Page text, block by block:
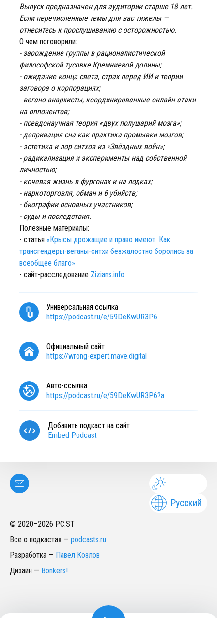
Выпуск предназначен для аудитории старше 18 лет.
Если перечисленные темы для вас тяжелы —
отнеситесь к прослушиванию с осторожностью.
О чем поговорили:
- зарождение группы в рационалистической
философской тусовке Кремниевой долины;
- ожидание конца света, страх перед ИИ и теории
заговора о корпорациях;
- вегано-анархисты, координированные онлайн-атаки
на оппонентов;
- псевдонаучная теория «двух полушарий мозга»;
- депривация сна как практика промывки мозгов;
- эстетика и лор ситхов из «Звёздных войн»;
- радикализация и эксперименты над собственной
личностью;
- кочевая жизнь в фургонах и на лодках;
- наркоторговля, обман и 6 убийств;
- биографии основных участников;
- суды и последствия.
Полезные материалы:
- статья «Крысы дрожащие и право имеют. Как
трансгендеры-веганы-ситхи безжалостно боролись за
всеобщее благо»
- сайт-расследование Zizians.info
Универсальная ссылка
https://podcast.ru/e/59DeKwUR3P6
Официальный сайт
https://wrong-expert.mave.digital
Авто-ссылка
https://podcast.ru/e/59DeKwUR3P6?a
Добавить подкаст на сайт
Embed Podcast
Русский
© 2020–2026 PC.ST
Все о подкастах — podcasts.ru
Разработка — Павел Козлов
Дизайн — Bonkers!